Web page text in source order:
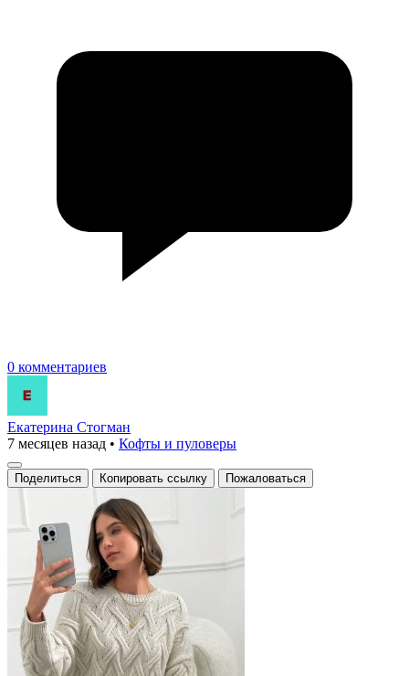
0 комментариев
Екатерина Стогман
7 месяцев назад • Кофты и пуловеры
Поделиться Копировать ссылку Пожаловаться